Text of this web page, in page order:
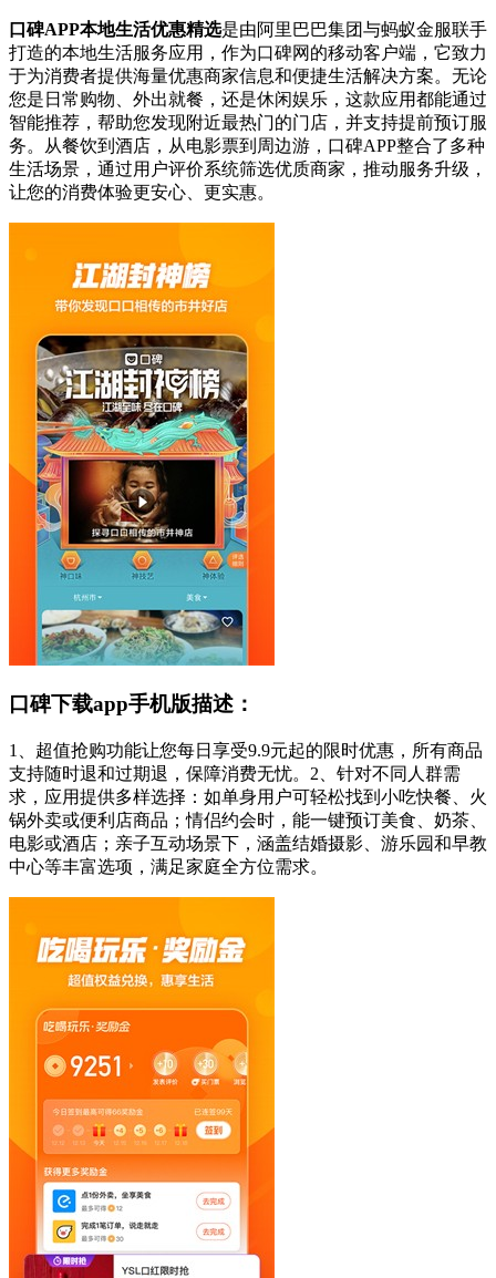
口碑APP本地生活优惠精选是由阿里巴巴集团与蚂蚁金服联手
打造的本地生活服务应用，作为口碑网的移动客户端，它致力
于为消费者提供海量优惠商家信息和便捷生活解决方案。无论
您是日常购物、外出就餐，还是休闲娱乐，这款应用都能通过
智能推荐，帮助您发现附近最热门的门店，并支持提前预订服
务。从餐饮到酒店，从电影票到周边游，口碑APP整合了多种
生活场景，通过用户评价系统筛选优质商家，推动服务升级，
让您的消费体验更安心、更实惠。
口碑下载app手机版描述：
1、超值抢购功能让您每日享受9.9元起的限时优惠，所有商品
支持随时退和过期退，保障消费无忧。2、针对不同人群需
求，应用提供多样选择：如单身用户可轻松找到小吃快餐、火
锅外卖或便利店商品；情侣约会时，能一键预订美食、奶茶、
电影或酒店；亲子互动场景下，涵盖结婚摄影、游乐园和早教
中心等丰富选项，满足家庭全方位需求。